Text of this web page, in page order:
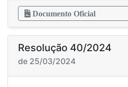
Documento Oficial
Resolução 40/2024
de 25/03/2024